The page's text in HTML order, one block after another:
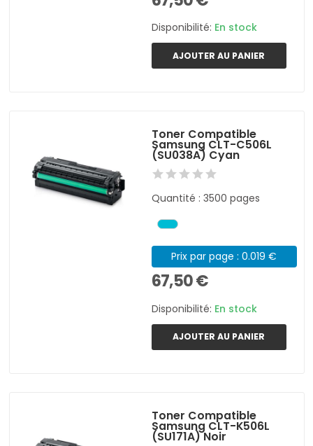
Disponibilité: En stock
AJOUTER AU PANIER
Toner Compatible
Samsung CLT-C506L
(SU038A) Cyan
Quantité : 3500 pages
Prix par page : 0.019 €
67,50 €
Disponibilité: En stock
AJOUTER AU PANIER
Toner Compatible
Samsung CLT-K506L
(SU171A) Noir